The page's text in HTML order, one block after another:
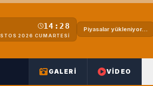
14:28
2026 CUMARTESI
Piyasalar yükleniyor...
GALERİ VİDEO